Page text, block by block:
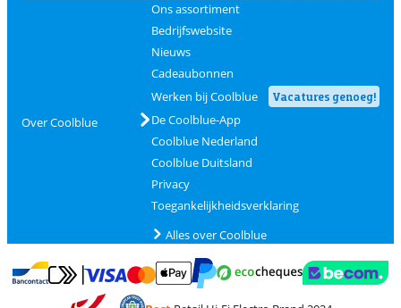
Over Coolblue
Ons assortiment
Bedrijfswebsite
Nieuws
Cadeaubonnen
Werken bij Coolblue
Vacatures genoeg!
De Coolblue-App
Coolblue Nederland
Coolblue Duitsland
Privacy
Toegankelijkheidsverklaring
Alles over Coolblue
Betalen met Bancontact
Betalen met MasterCard en Visa via ClickToPay
Betalen met PayPal